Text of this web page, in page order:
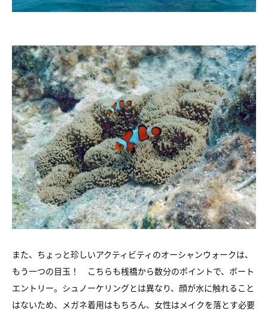
また、ちょっと珍しいアクティビティのオーシャンウォークは、
もう一つの目玉！ こちらも桟橋から数分のポイントで、ボート
エントリー。シュノーケリングとは異なり、顔が水に触れること
はないため、メガネ着用はもちろん、女性はメイクを落とす必要